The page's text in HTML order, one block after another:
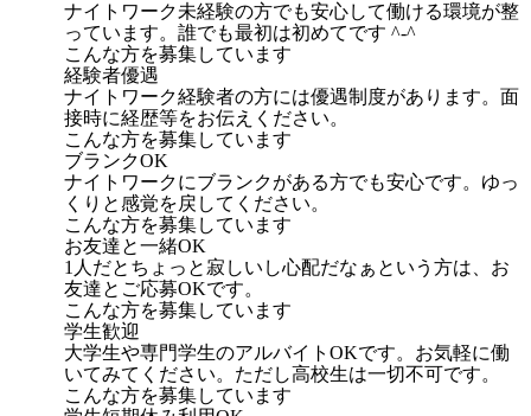
ナイトワーク未経験の方でも安心して働ける環境が整
っています。誰でも最初は初めてです ^-^
こんな方を募集しています
経験者優遇
ナイトワーク経験者の方には優遇制度があります。面
接時に経歴等をお伝えください。
こんな方を募集しています
ブランクOK
ナイトワークにブランクがある方でも安心です。ゆっ
くりと感覚を戻してください。
こんな方を募集しています
お友達と一緒OK
1人だとちょっと寂しいし心配だなぁという方は、お
友達とご応募OKです。
こんな方を募集しています
学生歓迎
大学生や専門学生のアルバイトOKです。お気軽に働
いてみてください。ただし高校生は一切不可です。
こんな方を募集しています